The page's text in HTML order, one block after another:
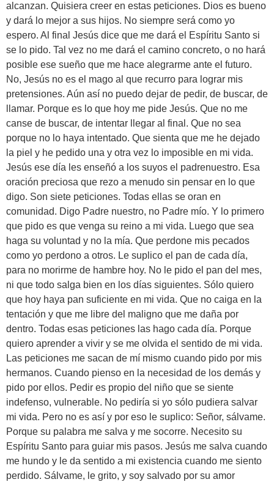
alcanzan. Quisiera creer en estas peticiones. Dios es bueno
y dará lo mejor a sus hijos. No siempre será como yo
espero. Al final Jesús dice que me dará el Espíritu Santo si
se lo pido. Tal vez no me dará el camino concreto, o no hará
posible ese sueño que me hace alegrarme ante el futuro.
No, Jesús no es el mago al que recurro para lograr mis
pretensiones. Aún así no puedo dejar de pedir, de buscar, de
llamar. Porque es lo que hoy me pide Jesús. Que no me
canse de buscar, de intentar llegar al final. Que no sea
porque no lo haya intentado. Que sienta que me he dejado
la piel y he pedido una y otra vez lo imposible en mi vida.
Jesús ese día les enseñó a los suyos el padrenuestro. Esa
oración preciosa que rezo a menudo sin pensar en lo que
digo. Son siete peticiones. Todas ellas se oran en
comunidad. Digo Padre nuestro, no Padre mío. Y lo primero
que pido es que venga su reino a mi vida. Luego que sea
haga su voluntad y no la mía. Que perdone mis pecados
como yo perdono a otros. Le suplico el pan de cada día,
para no morirme de hambre hoy. No le pido el pan del mes,
ni que todo salga bien en los días siguientes. Sólo quiero
que hoy haya pan suficiente en mi vida. Que no caiga en la
tentación y que me libre del maligno que me daña por
dentro. Todas esas peticiones las hago cada día. Porque
quiero aprender a vivir y se me olvida el sentido de mi vida.
Las peticiones me sacan de mí mismo cuando pido por mis
hermanos. Cuando pienso en la necesidad de los demás y
pido por ellos. Pedir es propio del niño que se siente
indefenso, vulnerable. No pediría si yo sólo pudiera salvar
mi vida. Pero no es así y por eso le suplico: Señor, sálvame.
Porque su palabra me salva y me socorre. Necesito su
Espíritu Santo para guiar mis pasos. Jesús me salva cuando
me hundo y le da sentido a mi existencia cuando me siento
perdido. Sálvame, le grito, y soy salvado por su amor